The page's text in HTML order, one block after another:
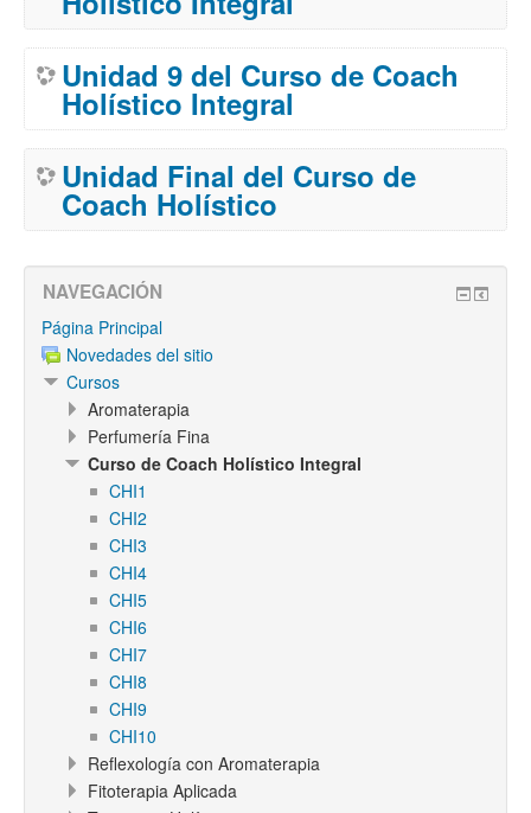
Unidad 9 del Curso de Coach
Holístico Integral
Unidad Final del Curso de
Coach Holístico
NAVEGACIÓN
Página Principal
Novedades del sitio
Cursos
Aromaterapia
Perfumería Fina
Curso de Coach Holístico Integral
CHI1
CHI2
CHI3
CHI4
CHI5
CHI6
CHI7
CHI8
CHI9
CHI10
Reflexología con Aromaterapia
Fitoterapia Aplicada